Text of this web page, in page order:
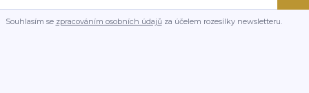
Souhlasím se zpracováním osobních údajůza účelem rozesílky newsletteru.